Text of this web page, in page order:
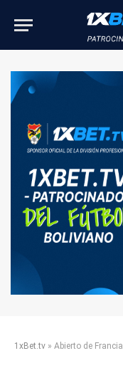
1xBet.tv » Abierto de Francia